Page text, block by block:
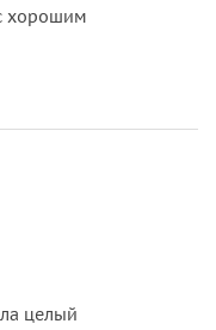
хорошим
целый